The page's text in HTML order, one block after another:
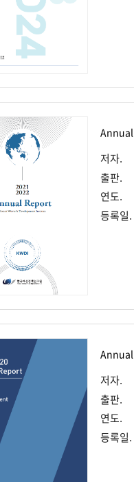
Annual
저자.
출판.
연도.
등록일.
Annual
저자.
출판.
연도.
등록일.